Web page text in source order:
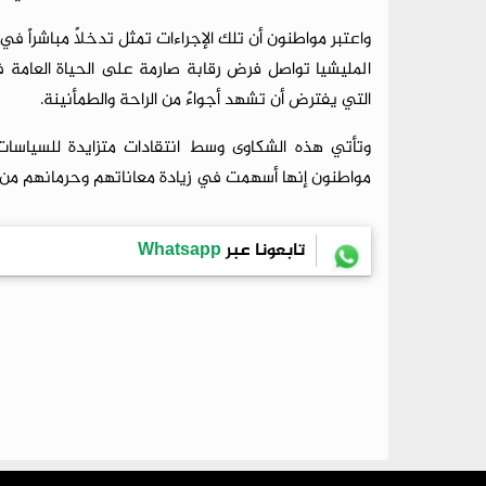
واعتبر مواطنون أن تلك الإجراءات تمثل تدخلاً
المليشيا تواصل فرض رقابة صارمة على الحياة
التي يفترض أن تشهد أجواءً من الراحة والطمأنينة.
وتأتي هذه الشكاوى وسط انتقادات متزايدة
مواطنون إنها أسهمت في زيادة معاناتهم وحرمانهم
تابعونا عبرWhatsapp